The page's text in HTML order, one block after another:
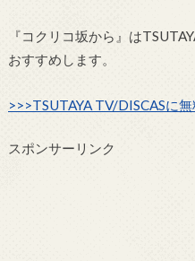
『コクリコ坂から』は
おすすめします。
>>>TSUTAYA TV/DISCASに
スポンサーリンク